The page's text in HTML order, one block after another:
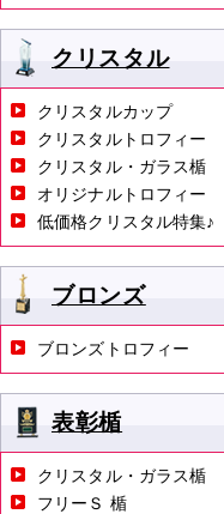
クリスタル
クリスタルカップ
クリスタルトロフィー
クリスタル・ガラス楯
オリジナルトロフィー
低価格クリスタル特集♪
ブロンズ
ブロンズトロフィー
表彰楯
クリスタル・ガラス楯
フリーＳ 楯